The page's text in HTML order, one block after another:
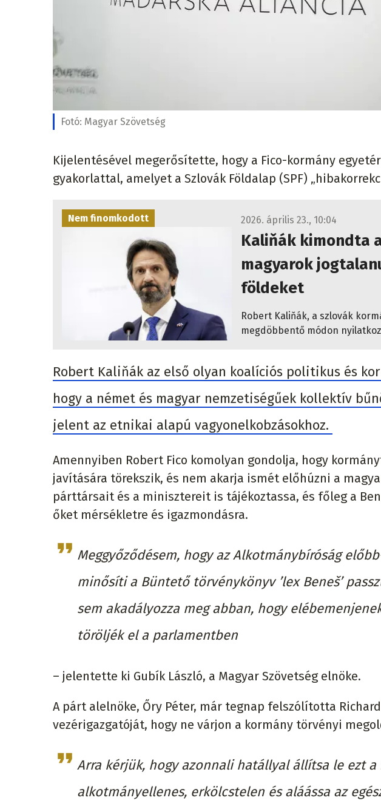
Fotó: Magyar Szövetség
Kijelentésével megerősítette, hogy a Fico-kormány
gyakorlattal, amelyet a Szlovák Földalap (SPF)
Nem finomkodott 2026. április 23., 10:04
Kaliňák kimondta
magyarok
földeket
Robert Kaliňák, a szlovák
megdöbbentő módon
Robert Kaliňák az első olyan koalíciós politikus és
hogy a német és magyar nemzetiségűek kollektív
jelent az etnikai alapú vagyonelkobzásokhoz.
Amennyiben Robert Fico komolyan gondolja, hogy
javítására törekszik, és nem akarja ismét előhúzni a
párttársait és a minisztereit is tájékoztassa, és főleg a
őket mérsékletre és igazmondásra.
Meggyőződésem, hogy az Alkotmánybíróság
minősíti a Büntető törvénykönyv ’lex Beneš’
sem akadályozza meg abban, hogy
töröljék el a parlamentben
– jelentette ki Gubík László, a Magyar Szövetség elnöke.
A párt alelnöke, Őry Péter, már tegnap felszólította
vezérigazgatóját, hogy ne várjon a kormány törvényi
Arra kérjük, hogy azonnali hatállyal állítsa le ezt
alkotmányellenes, erkölcstelen és aláássa az